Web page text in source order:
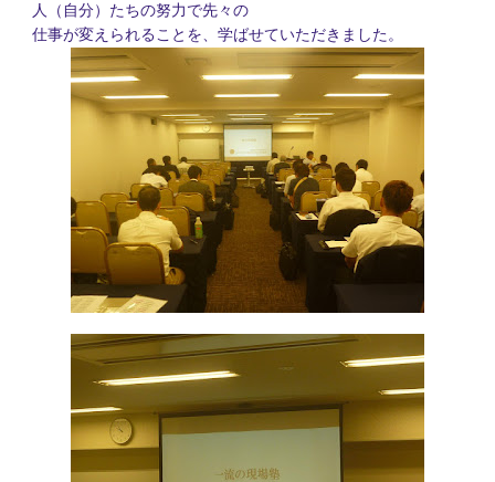
人（自分）たちの努力で先々の
仕事が変えられることを、学ばせていただきました。